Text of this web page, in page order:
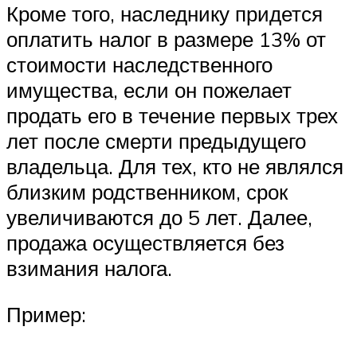
Кроме того, наследнику придется
оплатить налог в размере 13% от
стоимости наследственного
имущества, если он пожелает
продать его в течение первых трех
лет после смерти предыдущего
владельца. Для тех, кто не являлся
близким родственником, срок
увеличиваются до 5 лет. Далее,
продажа осуществляется без
взимания налога.
Пример: